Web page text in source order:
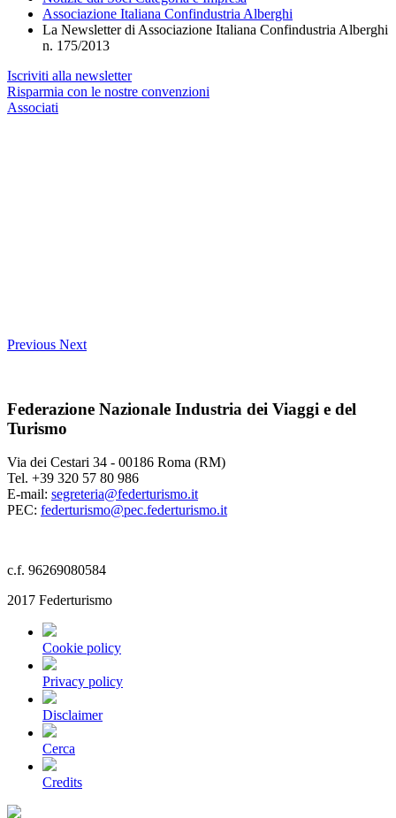
Associazione Italiana Confindustria Alberghi
La Newsletter di Associazione Italiana Confindustria Alberghi
n. 175/2013
Iscriviti alla newsletter
Risparmia con le nostre convenzioni
Associati
Previous Next
Federazione Nazionale Industria dei Viaggi e del
Turismo
Via dei Cestari 34 - 00186 Roma (RM)
Tel. +39 320 57 80 986
E-mail: segreteria@federturismo.it
PEC: federturismo@pec.federturismo.it
c.f. 96269080584
2017 Federturismo
Cookie policy
Privacy policy
Disclaimer
Cerca
Credits